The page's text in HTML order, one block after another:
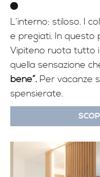
L’interno: stiloso. I
e pregiati. In questo
Vipiteno ruota tutto
quella sensazione
bene”. Per vacanze
spensierate.